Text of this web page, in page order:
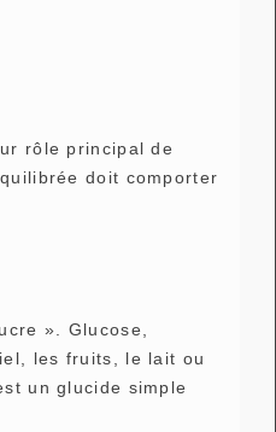
rôle principal de
doit comporter
». Glucose,
les fruits, le lait ou
un glucide simple